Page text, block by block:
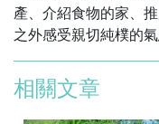
產、介紹食物的家、
之外感受親切純樸的
相關文章